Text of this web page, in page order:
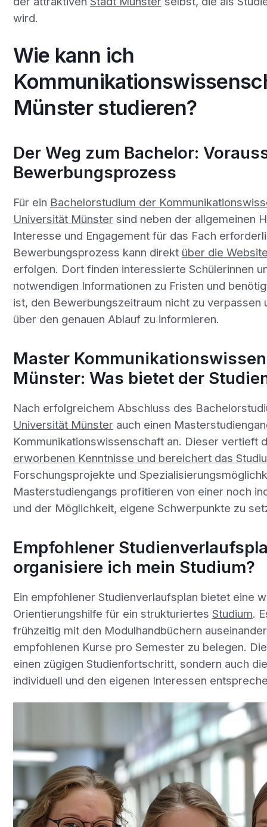
wird.
Wie kann ich
Münster studieren?
Der Weg zum Bachelor:
Bewerbungsprozess
Für ein Bachelorstudium der
Universität Münstersind neben der allgemeinen
Interesse und Engagement für das Fach
Bewerbungsprozess kann direkt über die
erfolgen. Dort finden interessierte Schülerinnen
notwendigen Informationen zu Fristen und
ist, den Bewerbungszeitraum nicht zu verpassen
über den genauen Ablauf zu informieren.
Master
Münster: Was bietet der
Nach erfolgreichem Abschluss des
Universität Münsterauch einen
Kommunikationswissenschaft an. Dieser vertieft
erworbenen Kenntnisse und bereichert das
Forschungsprojekte und
Masterstudiengangs profitieren von einer noch
und der Möglichkeit, eigene Schwerpunkte zu
Empfohlener
organisiere ich mein Studium?
Ein empfohlener Studienverlaufsplan bietet eine
Orientierungshilfe für ein strukturiertes Studium.
frühzeitig mit den Modulhandbüchern
empfohlenen Kurse pro Semester zu belegen.
einen zügigen Studienfortschritt, sondern auch
individuell und den eigenen Interessen